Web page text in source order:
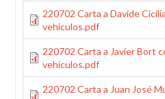
220702 Carta a Davide
vehículos.pdf
220702 Carta a Javier Bort
vehículos.pdf
220702 Carta a Juan José